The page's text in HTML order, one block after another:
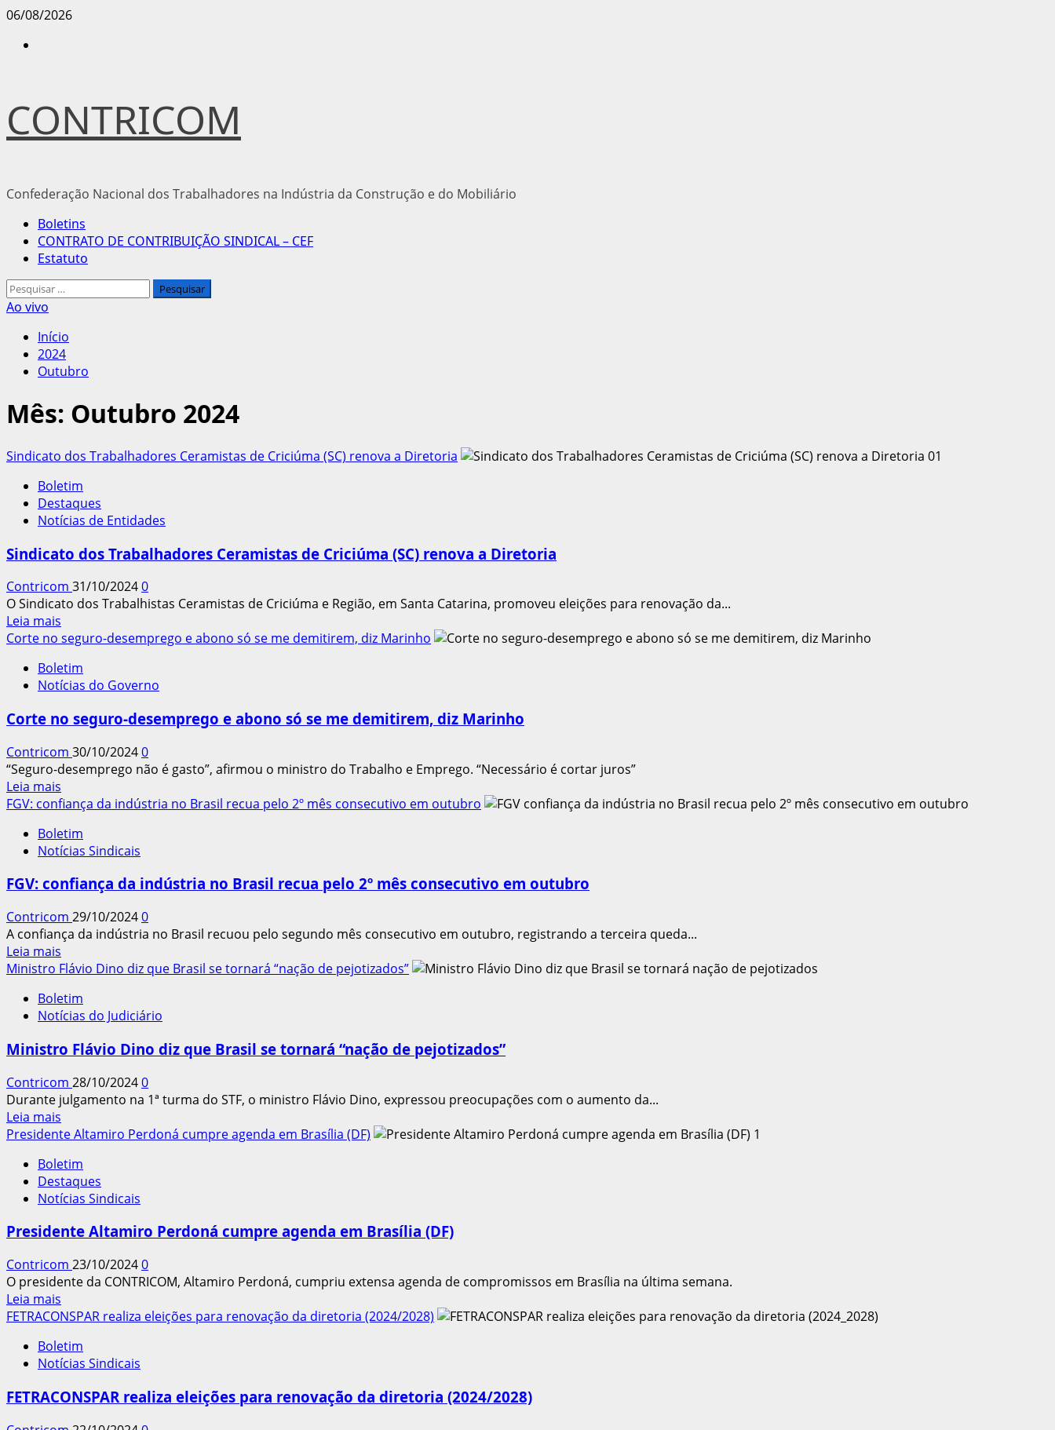
Avançar
06/08/2026
CONTRICOM
Confederação Nacional dos Trabalhadores na Indústria da Construção e do Mobiliário
Menu
principal
Boletins
CONTRATO DE CONTRIBUIÇÃO SINDICAL – CEF
Estatuto
Pesquisar
por:
Ao vivo
Início
2024
Outubro
Mês: Outubro 2024
Sindicato dos Trabalhadores Ceramistas de Criciúma (SC) renova a Diretoria
Boletim
Destaques
Notícias de Entidades
Sindicato dos Trabalhadores Ceramistas de Criciúma (SC) renova a Diretoria
Contricom 31/10/20240
O Sindicato dos Trabalhistas Ceramistas de Criciúma e Região, em Santa Catarina, promoveu eleições para renovação da...
Leia mais
mais
Sindicato
dos
Ceramistas
Criciúma
(SC)
renova
a
Diretoria
Corte no seguro-desemprego e abono só se me demitirem, diz Marinho
Boletim
Notícias do Governo
Corte no seguro-desemprego e abono só se me demitirem, diz Marinho
Contricom 30/10/20240
“Seguro-desemprego não é gasto”, afirmou o ministro do Trabalho e Emprego. “Necessário é cortar juros”
Leia mais
mais
Corte
no
desemprego
abono
só
se
me
demitirem,
diz
Marinho
FGV: confiança da indústria no Brasil recua pelo 2º mês consecutivo em outubro
Boletim
Notícias Sindicais
FGV: confiança da indústria no Brasil recua pelo 2º mês consecutivo em outubro
Contricom 29/10/20240
A confiança da indústria no Brasil recuou pelo segundo mês consecutivo em outubro, registrando a terceira queda...
Leia mais
mais
FGV:
confiança
indústria
Brasil
recua
pelo
2º
mês
consecutivo
em
outubro
Ministro Flávio Dino diz que Brasil se tornará “nação de pejotizados”
Boletim
Notícias do Judiciário
Ministro Flávio Dino diz que Brasil se tornará “nação de pejotizados”
Contricom 28/10/20240
Durante julgamento na 1ª turma do STF, o ministro Flávio Dino, expressou preocupações com o aumento da...
Leia mais
mais
Ministro
Flávio
Dino
que
se
tornará
“nação
de
pejotizados”
Presidente Altamiro Perdoná cumpre agenda em Brasília (DF)
Boletim
Destaques
Notícias Sindicais
Presidente Altamiro Perdoná cumpre agenda em Brasília (DF)
Contricom 23/10/20240
O presidente da CONTRICOM, Altamiro Perdoná, cumpriu extensa agenda de compromissos em Brasília na última semana.
Leia mais
mais
Presidente
Altamiro
cumpre
FETRACONSPAR realiza eleições para renovação da diretoria (2024/2028)
Boletim
Notícias Sindicais
FETRACONSPAR realiza eleições para renovação da diretoria (2024/2028)